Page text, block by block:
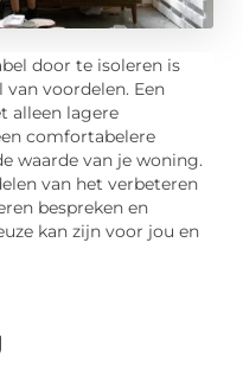
door te isoleren is
voordelen. Een
alleen lagere
comfortabelere
waarde van je woning.
van het verbeteren
bespreken en
kan zijn voor jou en